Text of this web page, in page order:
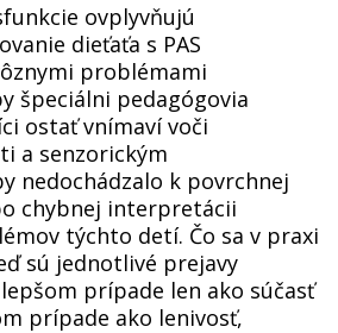
ovplyvňujú
dieťaťa s PAS
problémami
špeciálni pedagógovia
ostať vnímaví voči
a senzorickým
nedochádzalo k povrchnej
chybnej interpretácii
týchto detí. Čo sa v praxi
sú jednotlivé prejavy
prípade len ako súčasť
prípade ako lenivosť,